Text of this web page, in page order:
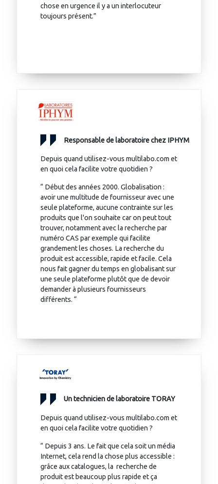
chose en urgence il y a un interlocuteur
toujours présent.”
Responsable de laboratoire chez IPHYM
Depuis quand utilisez-vous multilabo.com et
en quoi cela facilite votre quotidien ?
“ Début des années 2000. Globalisation :
avoir une multitude de fournisseur avec une
seule plateforme, aucune contrainte sur les
produits que l'on souhaite car on peut tout
trouver, notamment avec la recherche par
numéro CAS par exemple qui facilite
grandement les choses. La recherche du
produit est accessible, rapide et facile. Cela
nous fait gagner du temps en globalisant sur
une seule plateforme plutôt que de devoir
demander à plusieurs fournisseurs
différents. “
Un technicien de laboratoire TORAY
Depuis quand utilisez-vous multilabo.com et
en quoi cela facilite votre quotidien ?
“ Depuis 3 ans. Le fait que cela soit un média
Internet, cela rend la chose plus accessible :
grâce aux catalogues, la recherche de
produit est beaucoup plus rapide et ça